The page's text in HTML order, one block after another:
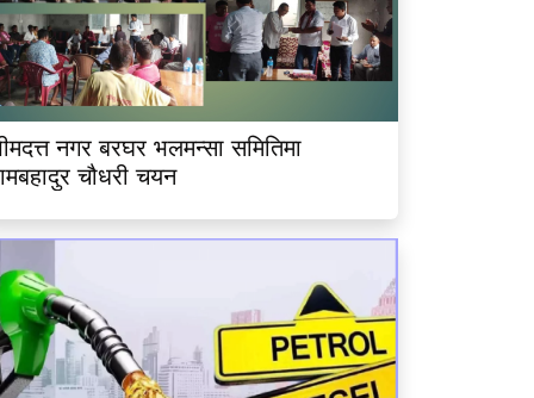
नगर बरघर भलमन्सा समितिमा
चौधरी चयन